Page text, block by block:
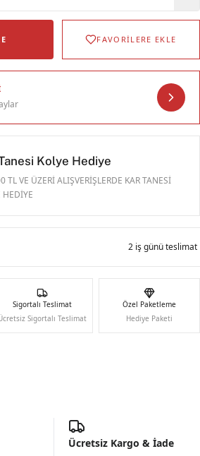
FAVORİLERE EKLE
Kolye Hediye
TL VE ÜZERİ ALIŞVERİŞLERDE KAR TANESİ
HEDİYE
2 iş günü teslimat
Sigortalı Teslimat
Sigortalı Teslimat
Özel Paketleme
Hediye Paketi
Ücretsiz Kargo & İade